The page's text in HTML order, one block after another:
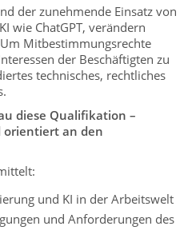
der zunehmende Einsatz von
wie ChatGPT, verändern
Mitbestimmungsrechte
der Beschäftigten zu
technisches, rechtliches
diese Qualifikation –
orientiert an den
und KI in der Arbeitswelt
und Anforderungen des